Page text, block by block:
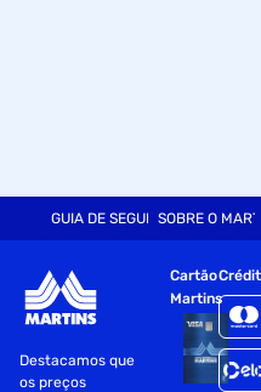
GUIA DE SEGURANÇA
SOBRE O
Destacamos que
os preços
Cartão
Martins